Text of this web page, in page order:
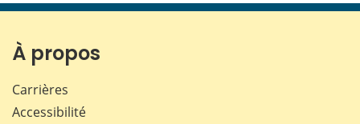
page page page page
À propos
Carrières
Accessibilité